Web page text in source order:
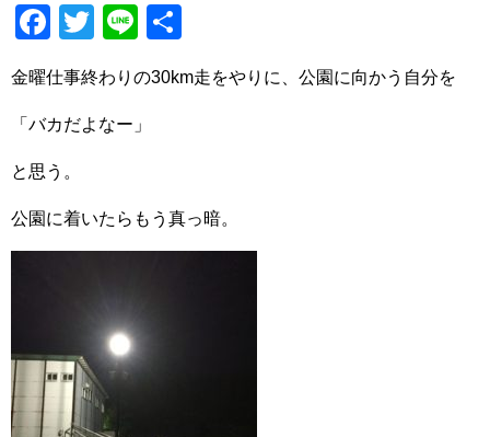
F
c
e
b
o
T
tt
er
Li
e
金曜仕事終わりの30km走をやりに、公園に向かう自分を
「バカだよなー」
と思う。
公園に着いたらもう真っ暗。